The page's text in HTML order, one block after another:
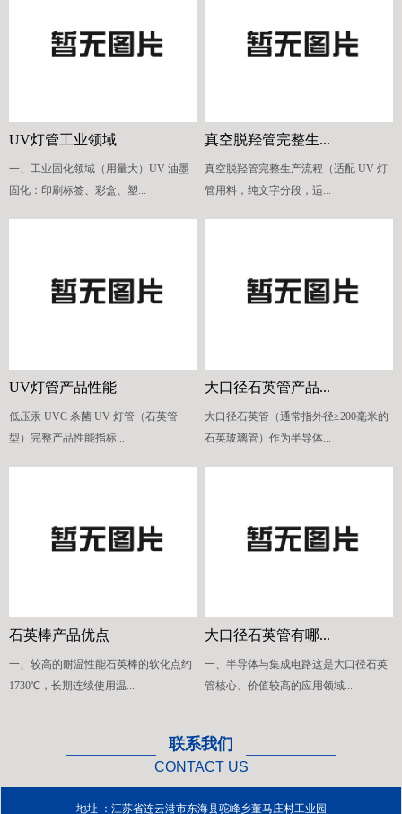
UV灯管工业领域
一、工业固化领域（用量大）UV 油墨
固化：印刷标签、彩盒、塑...
真空脱羟管完整生...
真空脱羟管完整生产流程（适配 UV 灯
管用料，纯文字分段，适...
UV灯管产品性能
低压汞 UVC 杀菌 UV 灯管（石英管
型）完整产品性能指标...
大口径石英管产品...
大口径石英管（通常指外径≥200毫米的
石英玻璃管）作为半导体...
石英棒产品优点
一、较高的耐温性能石英棒的软化点约
1730℃，长期连续使用温...
大口径石英管有哪...
一、半导体与集成电路这是大口径石英
管核心、价值较高的应用领域...
联系我们
CONTACT US
地址 ：江苏省连云港市东海县驼峰乡董马庄村工业园